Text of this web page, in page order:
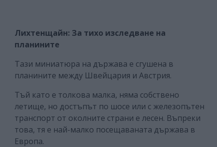
Лихтенщайн: За тихо изследване на
планините
Тази миниатюра на държава е сгушена в
планините между Швейцария и Австрия.
Тъй като е толкова малка, няма собствено
летище, но достъпът по шосе или с железопътен
транспорт от околните страни е лесен. Въпреки
това, тя е най-малко посещаваната държава в
Европа.